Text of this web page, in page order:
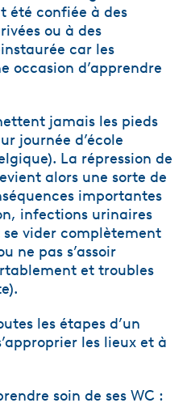
été confiée à des
ou à des
car les
occasion d’apprendre
jamais les pieds
journée d’école
La répression de
alors une sorte de
importantes
infections urinaires
vider complètement
ne pas s’assoir
et troubles
les étapes d’un
les lieux et à
soin de ses WC :